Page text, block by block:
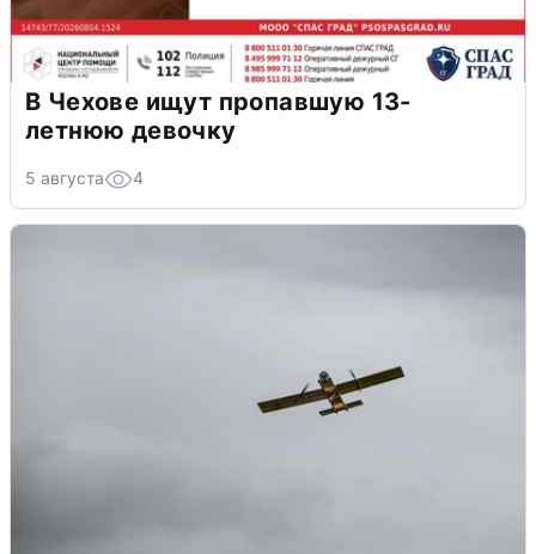
В Чехове ищут пропавшую 13-
летнюю девочку
5 августа 4